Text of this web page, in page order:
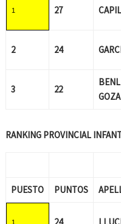
1 27
2 24
3 22
RANKING PROVINCIAL
PUESTO PUNTOS
1